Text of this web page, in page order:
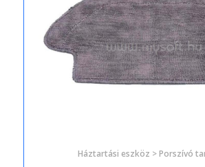
Háztartási eszköz > Porszívó